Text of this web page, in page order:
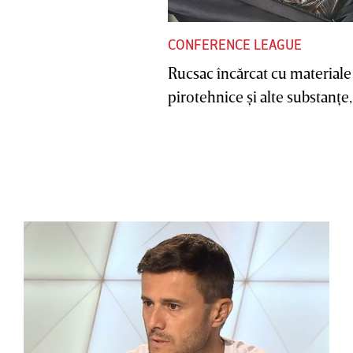
CONFERENCE LEAGUE
Rucsac încărcat cu materiale
pirotehnice şi alte substanţe,